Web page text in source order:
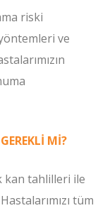
riski
ve
Mİ?
kan tahlilleri ile
tüm